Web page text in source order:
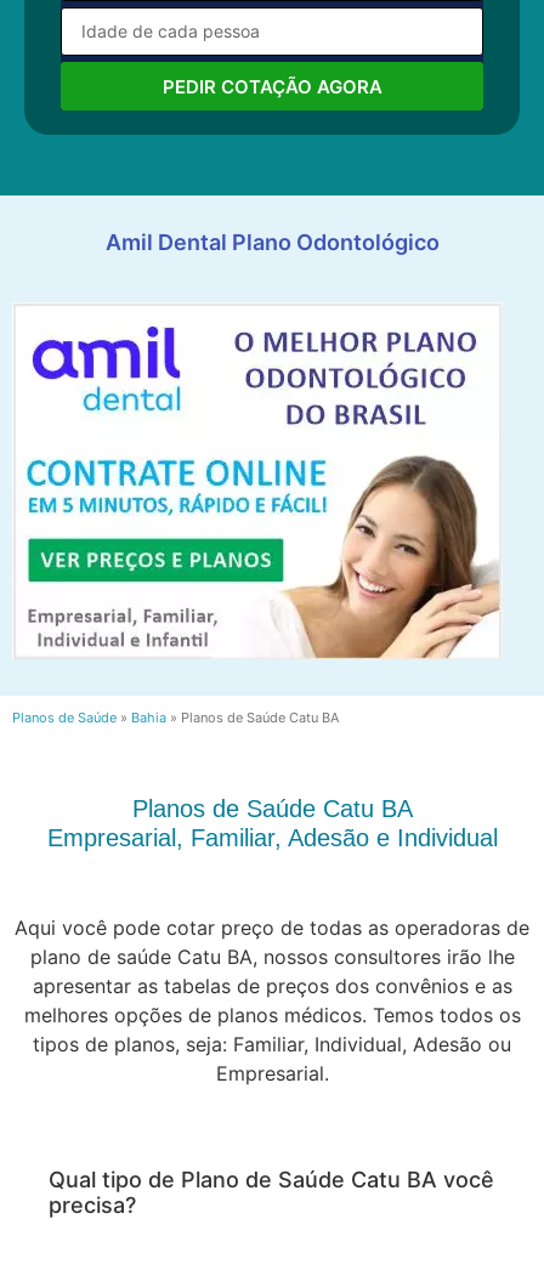
PEDIR COTAÇÃO AGORA
Amil Dental Plano Odontológico
Planos de Saúde » Bahia » Planos de Saúde Catu BA
Planos de Saúde Catu BA
Empresarial, Familiar, Adesão e Individual
Aqui você pode cotar preço de todas as operadoras de
plano de saúde Catu BA, nossos consultores irão lhe
apresentar as tabelas de preços dos convênios e as
melhores opções de planos médicos. Temos todos os
tipos de planos, seja: Familiar, Individual, Adesão ou
Empresarial.
Qual tipo de Plano de Saúde Catu BA você
precisa?